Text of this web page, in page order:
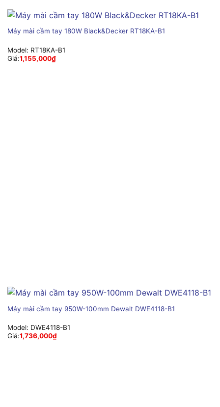
Máy mài cầm tay 180W Black&Decker RT18KA-B1
Model: RT18KA-B1
Giá:1,155,000₫
Máy mài cầm tay 950W-100mm Dewalt DWE4118-B1
Model: DWE4118-B1
Giá:1,736,000₫